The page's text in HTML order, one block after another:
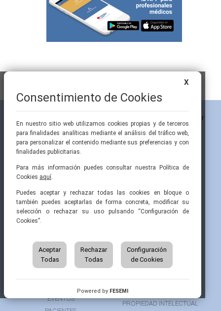
Pintor Ribera, 3
28016 Madrid
91 519 70 80
91 519 70 81
semi@fesemi.org
femi@fesemi.org
ÁREA DE SOCIO
GRUPOS DE TRABAJO
EVENTOS
AVISO LEGAL
AVISO PARA PACIENTES
FINANCIACIÓN
POLÍTICA DE COOKIES
PROPIEDAD INTELECTUAL
X
Consentimiento de Cookies
En nuestro sitio web utilizamos cookies propias y de terceros
para finalidades analíticas mediante el análisis del tráfico web,
para personalizar el contenido mediante sus preferencias y con
finalidades publicitarias.
Para más información puedes consultar nuestra Política de
Cookies aquí
Puedes aceptar y rechazar todas las cookies en bloque o
también puedes aceptarlas de forma concreta, modificar su
selección o rechazar su uso pulsando “Configuración de
Cookies”.
Aceptar
Todas
Rechazar
Todas
Configuración
de Cookies
Powered by FESEMI